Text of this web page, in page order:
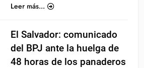
Leer más...
El Salvador: comunicado
del BPJ ante la huelga de
48 horas de los panaderos